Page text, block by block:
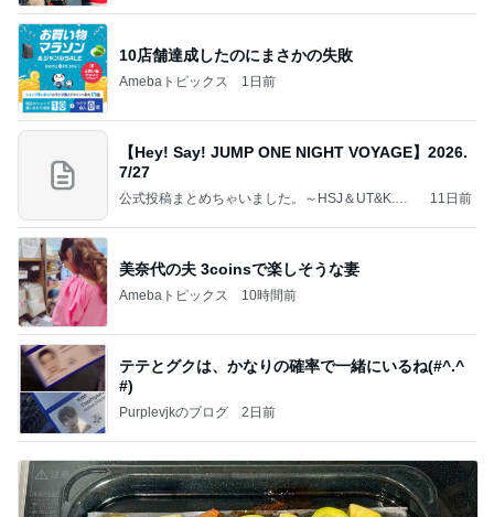
10店舗達成したのにまさかの失敗
Amebaトピックス 1日前
【Hey! Say! JUMP ONE NIGHT VOYAGE】2026.
7/27
公式投稿まとめちゃいました。～HSJ＆UT&K.O.
11日前
美奈代の夫 3coinsで楽しそうな妻
Amebaトピックス 10時間前
テテとグクは、かなりの確率で一緒にいるね(#^.^
#)
Purplevjkのブログ 2日前